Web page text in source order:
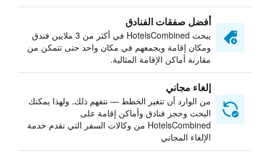
أفضل صفقات الفنادق
يبحث HotelsCombined في أكثر من 3 ملايين فندق
ومكان إقامة ويجمعهم في مكان واحد حتى تتمكن من
مقارنة أماكن الإقامة المثالية.
إلغاء مجاني
من الوارد أن تتغير الخطط — نتفهم ذلك. ولهذا يمكنك
البحث وحجز فنادق وأماكن إقامة على
HotelsCombined من وكالات السفر التي تقدم خدمة
الإلغاء المجاني